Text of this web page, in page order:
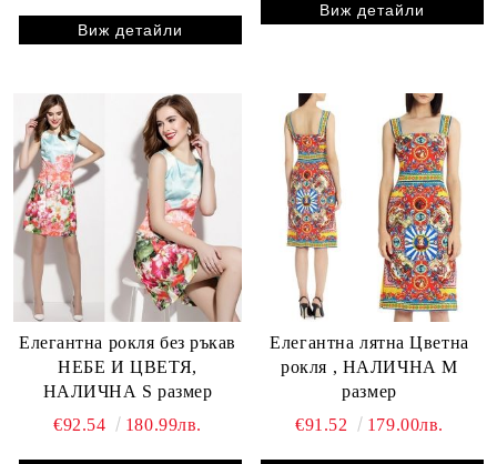
Виж детайли
Виж детайли
Елегантна рокля без ръкав
НЕБЕ И ЦВЕТЯ,
НАЛИЧНА S размер
€92.54
180.99лв.
Елегантна лятна Цветна
рокля , НАЛИЧНА М
размер
€91.52
179.00лв.